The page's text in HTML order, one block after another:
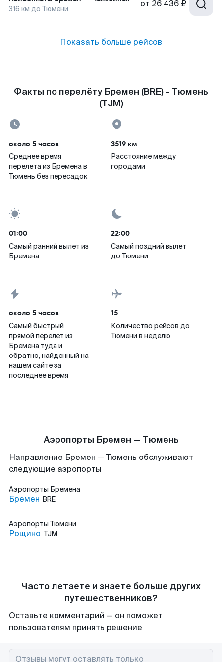
316 км до Тюмени от 26 436 ₽
Показать больше рейсов
Факты по перелёту Бремен (BRE) - Тюмень
(TJM)
около 5 часов
Среднее время
перелета из Бремена в
Тюмень без пересадок
3519 км
Расстояние между
городами
01:00
Самый ранний вылет из
Бремена
22:00
Самый поздний вылет
до Тюмени
около 5 часов
Самый быстрый
прямой перелет из
Бремена туда и
обратно, найденный на
нашем сайте за
последнее время
15
Количество рейсов до
Тюмени в неделю
Аэропорты Бремен — Тюмень
Направление Бремен — Тюмень обслуживают
следующие аэропорты
Аэропорты Бремена
Бремен BRE
Аэропорты Тюмени
Рощино TJM
Часто летаете и знаете больше других
путешественников?
Оставьте комментарий — он поможет
пользователям принять решение